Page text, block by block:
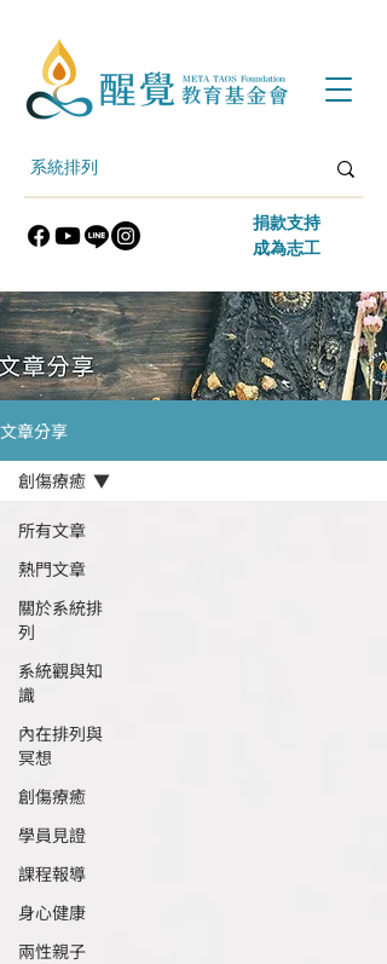
​捐款支持
​成為志工
文章分享
所有文章
熱門文章
關於系統排
列
系統觀與知
識
內在排列與
冥想
創傷療癒
學員見證
課程報導
身心健康
兩性親子
創傷療癒